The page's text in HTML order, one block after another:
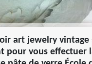
art jewelry vintage
pour vous effectuer